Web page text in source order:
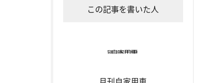
この記事を書いた人